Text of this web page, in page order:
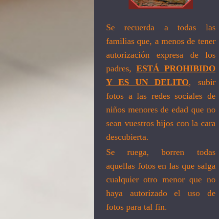
Se recuerda a todas las
familias que, a menos de tener
autorización expresa de los
padres, ESTÁ PROHIBIDO
Y ES UN DELITO, subir
fotos a las redes sociales de
niños menores de edad que no
sean vuestros hijos con la cara
descubierta.
Se ruega, borren todas
aquellas fotos en las que salga
cualquier otro menor que no
haya autorizado el uso de
fotos para tal fin.